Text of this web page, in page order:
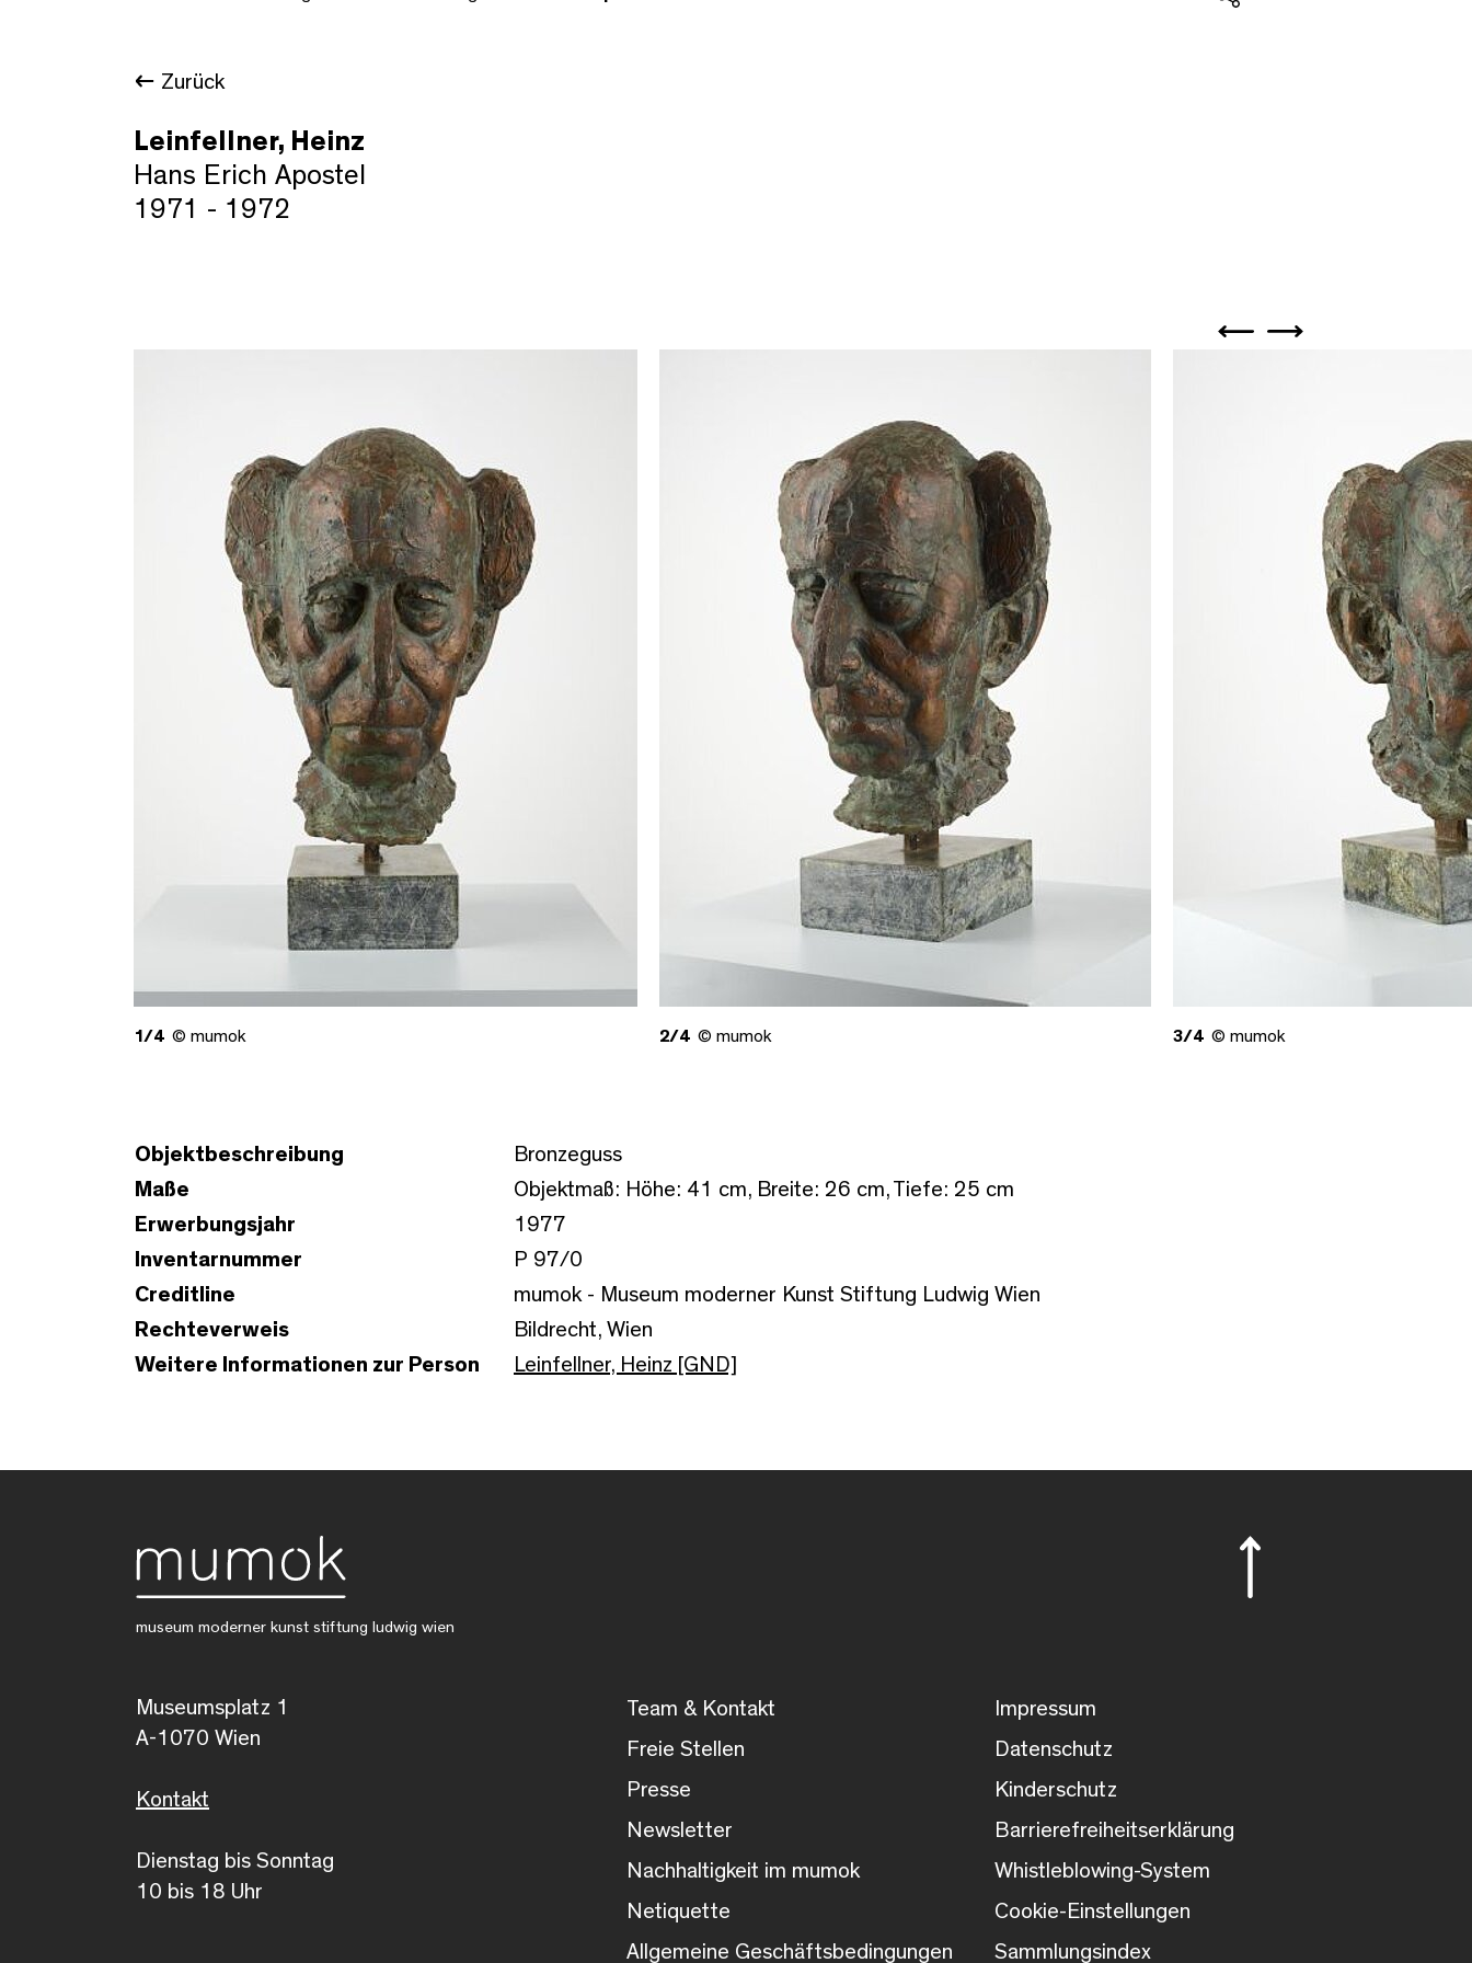
Zurück
Leinfellner, Heinz
Hans Erich Apostel
1971 - 1972
1/4 © mumok 2/4 © mumok 3/4 © mumok
Objektbeschreibung
Bronzeguss
Maße
Objektmaß: Höhe: 41 cm, Breite: 26 cm, Tiefe: 25 cm
Erwerbungsjahr
1977
Inventarnummer
P 97/0
Creditline
mumok - Museum moderner Kunst Stiftung Ludwig Wien
Rechteverweis
Bildrecht, Wien
Weitere Informationen zur Person
Leinfellner, Heinz [GND]
museum moderner kunst stiftung ludwig wien
Museumsplatz 1
A-1070 Wien
Kontakt
Dienstag bis Sonntag
10 bis 18 Uhr
Team & Kontakt
Freie Stellen
Presse
Newsletter
Nachhaltigkeit im mumok
Netiquette
Allgemeine Geschäftsbedingungen
Impressum
Datenschutz
Kinderschutz
Barrierefreiheitserklärung
Whistleblowing-System
Cookie-Einstellungen
Sammlungsindex